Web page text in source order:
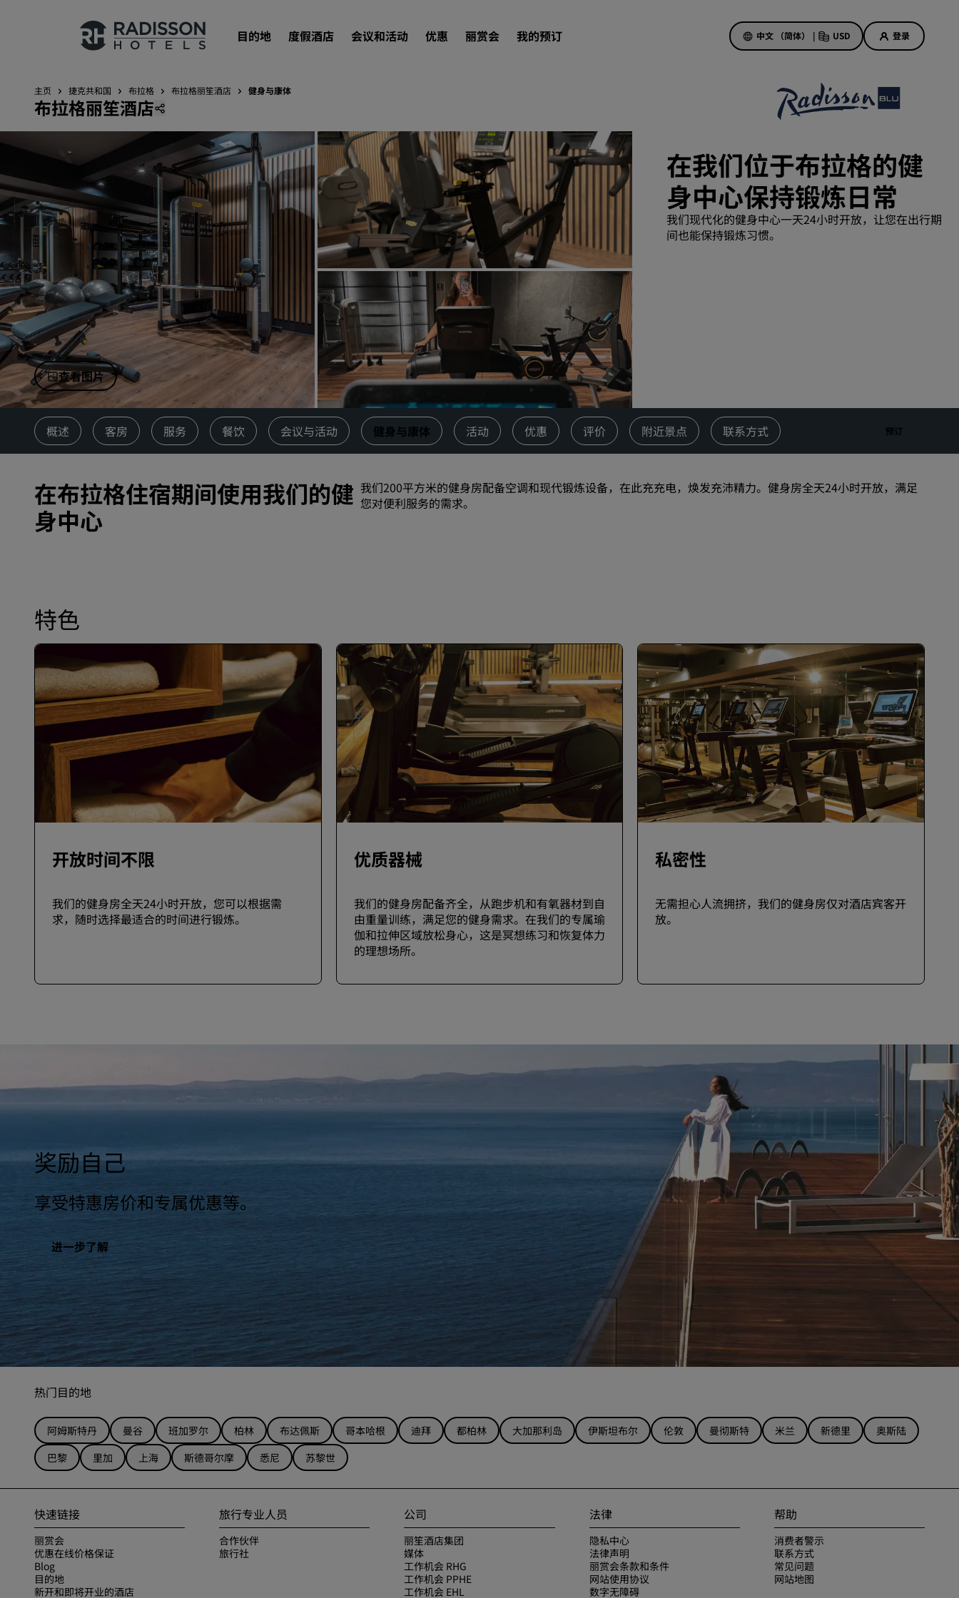
目的地 度假酒店 会议和活动 优惠 丽赏会 我的预订 中文 （简体） | USD 登录
我们的品牌
丽笙酒店集团品牌
中国附属品牌
目的地
度假酒店
服务式公寓
机场酒店
新开业和即将开业的酒店
会议和活动
探索丽笙会议
预订会议空间
请求报价
活动目的地
行业方案
搜索航班
搜索航班
餐饮
酒店优惠
美好的初遇，丰厚的奖励
当日特惠
提前预订
查看套餐
商务旅客
市中心酒店
访问我们的博客
丽赏会
加入
主页 捷克共和国 布拉格 布拉格丽笙酒店 健身与康体
布拉格丽笙酒店
查看图片
在我们位于布拉格的健
身中心保持锻炼日常
我们现代化的健身中心一天24小时开放，让您在出行期
间也能保持锻炼习惯。
概述 客房 服务 餐饮 会议与活动 健身与康体 活动 优惠 评价 附近景点 联系方式 预订
在布拉格住宿期间使用我们的健
身中心
我们200平方米的健身房配备空调和现代锻炼设备，在此充充电，焕发充沛精力。健身房全天24小时开放，满足
您对便利服务的需求。
特色
开放时间不限
我们的健身房全天24小时开放，您可以根据需
求，随时选择最适合的时间进行锻炼。
优质器械
我们的健身房配备齐全，从跑步机和有氧器材到自
由重量训练，满足您的健身需求。在我们的专属瑜
伽和拉伸区域放松身心，这是冥想练习和恢复体力
的理想场所。
私密性
无需担心人流拥挤，我们的健身房仅对酒店宾客开
放。
奖励自己
享受特惠房价和专属优惠等。
进一步了解
热门目的地
阿姆斯特丹 曼谷 班加罗尔 柏林 布达佩斯 哥本哈根 迪拜 都柏林 大加那利岛 伊斯坦布尔 伦敦 曼彻斯特 米兰 新德里
奥斯陆
巴黎
里加 上海 斯德哥尔摩 悉尼 苏黎世
快速链接
丽赏会
优惠在线价格保证
Blog
目的地
新开和即将开业的酒店
旅行专业人员
合作伙伴
旅行社
公司
丽笙酒店集团
媒体
工作机会 RHG
工作机会 PPHE
工作机会 EHL
法律
隐私中心
法律声明
丽赏会条款和条件
网站使用协议
数字无障碍
帮助
消费者警示
联系方式
常见问题
网站地图